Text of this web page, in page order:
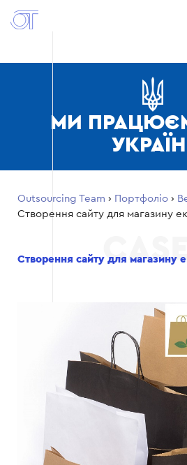
МИ
Outsourcing Team › Портфоліо ›
Створення сайту для магазину
Створення сайту для магазину